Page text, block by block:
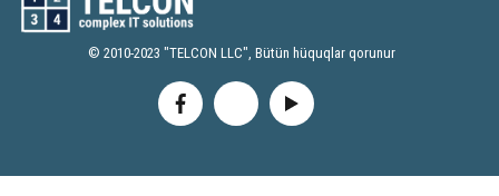
© 2010-2023 "TELCON LLC", Bütün hüquqlar qorunur